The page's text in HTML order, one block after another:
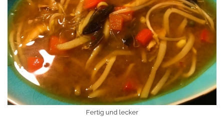
Fertig und lecker